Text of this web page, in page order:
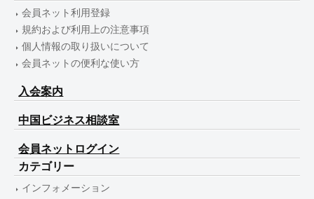
会員ネット利用登録
規約および利用上の注意事項
個人情報の取り扱いについて
会員ネットの便利な使い方
入会案内
中国ビジネス相談室
会員ネットログイン
カテゴリー
インフォメーション